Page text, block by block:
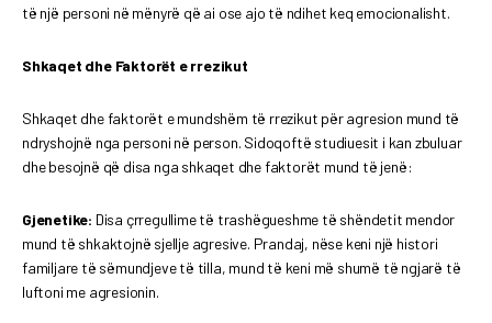
të një personi në mënyrë që ai ose ajo të ndihet keq emocionalisht.
Shkaqet dhe Faktorët e rrezikut
Shkaqet dhe faktorët e mundshëm të rrezikut për agresion mund të
ndryshojnë nga personi në person. Sidoqoftë studiuesit i kan zbuluar
dhe besojnë që disa nga shkaqet dhe faktorët mund të jenë:
Gjenetike: Disa çrregullime të trashëgueshme të shëndetit mendor
mund të shkaktojnë sjellje agresive. Prandaj, nëse keni një histori
familjare të sëmundjeve të tilla, mund të keni më shumë të ngjarë të
luftoni me agresionin.